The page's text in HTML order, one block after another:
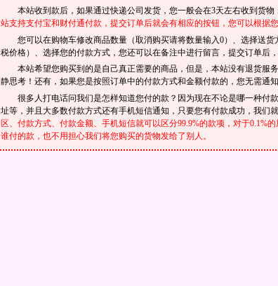
本站收到款后，如果通过快递公司发货，您一般会在3天左右收到货
站支持支付宝和财付通付款，提交订单后就会有相应的按钮，您可以根据
您可以在购物车修改商品数量（取消购买请将数量输入0）、选择送
税价格）、选择您的付款方式，您还可以在备注中进行留言，提交订单后
本站希望您购买到的是自己真正需要的商品，但是，本站没有退货服
静思考！还有，如果您是按照订单中的付款方式和金额付款的，您无需通
很多人打电话问我们是怎样知道您付的款？因为现在不论是哪一种付
址等，并且大多数付款方式还有手机短信通知，只要您有付款成功，我们
区、付款方式、付款金额、手机短信就可以区分99.9%的款项，对于0.1%
谁付的款，也不用担心我们将您购买的货物发给了别人。